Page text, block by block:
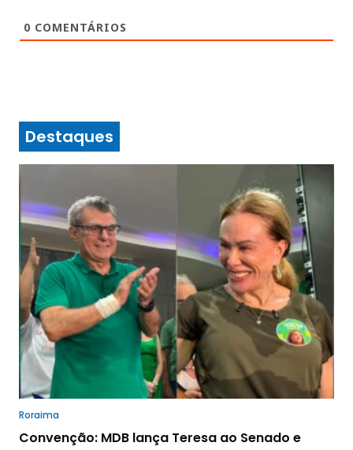
0 COMENTÁRIOS
Destaques
Roraima
Convenção: MDB lança Teresa ao Senado e